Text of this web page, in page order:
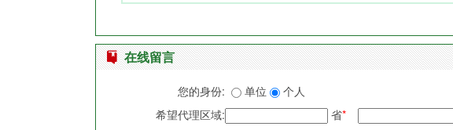
在线留言
您的身份: 单位
个人
希望代理区域:
省*